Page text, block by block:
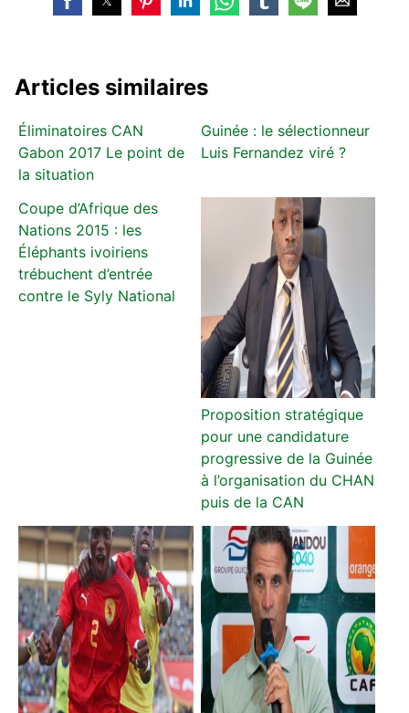
Articles similaires
Éliminatoires CAN
Gabon 2017 Le point de
la situation
Guinée : le sélectionneur
Luis Fernandez viré ?
Coupe d’Afrique des
Nations 2015 : les
Éléphants ivoiriens
trébuchent d’entrée
contre le Syly National
Proposition stratégique
pour une candidature
progressive de la Guinée
à l’organisation du CHAN
puis de la CAN